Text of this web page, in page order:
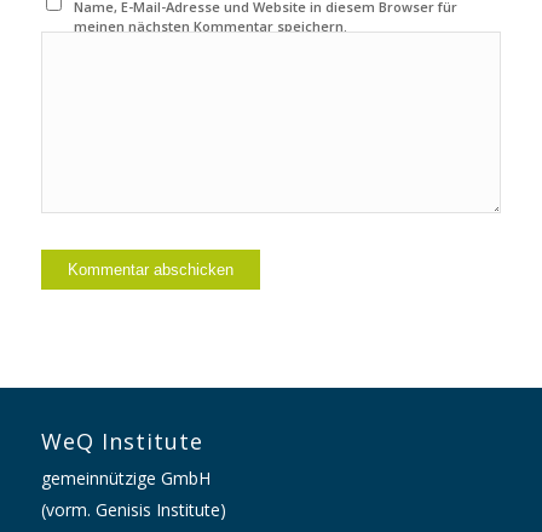
Name, E-Mail-Adresse und Website in diesem Browser für
meinen nächsten Kommentar speichern.
WeQ Institute
gemeinnützige GmbH
(vorm. Genisis Institute)